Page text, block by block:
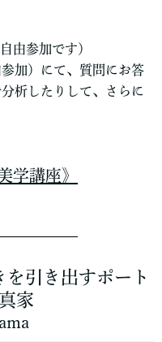
由参加です）
加）にて、質問にお答
析したりして、さらに
学講座》
引き出すポート
家